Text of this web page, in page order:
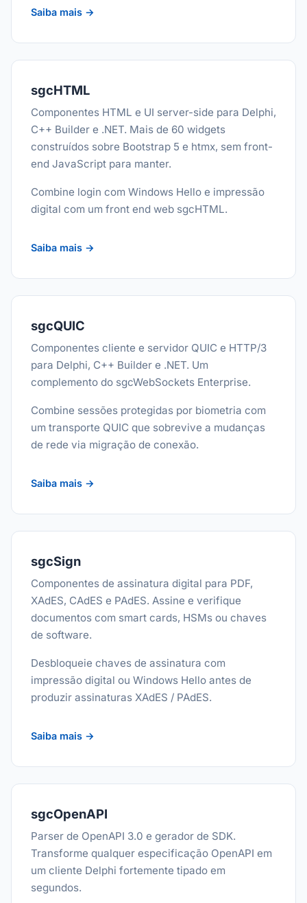
Saiba mais →
sgcHTML
Componentes HTML e UI server-side para Delphi,
C++ Builder e .NET. Mais de 60 widgets
construídos sobre Bootstrap 5 e htmx, sem front-
end JavaScript para manter.
Combine login com Windows Hello e impressão
digital com um front end web sgcHTML.
Saiba mais →
sgcQUIC
Componentes cliente e servidor QUIC e HTTP/3
para Delphi, C++ Builder e .NET. Um
complemento do sgcWebSockets Enterprise.
Combine sessões protegidas por biometria com
um transporte QUIC que sobrevive a mudanças
de rede via migração de conexão.
Saiba mais →
sgcSign
Componentes de assinatura digital para PDF,
XAdES, CAdES e PAdES. Assine e verifique
documentos com smart cards, HSMs ou chaves
de software.
Desbloqueie chaves de assinatura com
impressão digital ou Windows Hello antes de
produzir assinaturas XAdES / PAdES.
Saiba mais →
sgcOpenAPI
Parser de OpenAPI 3.0 e gerador de SDK.
Transforme qualquer especificação OpenAPI em
um cliente Delphi fortemente tipado em
segundos.